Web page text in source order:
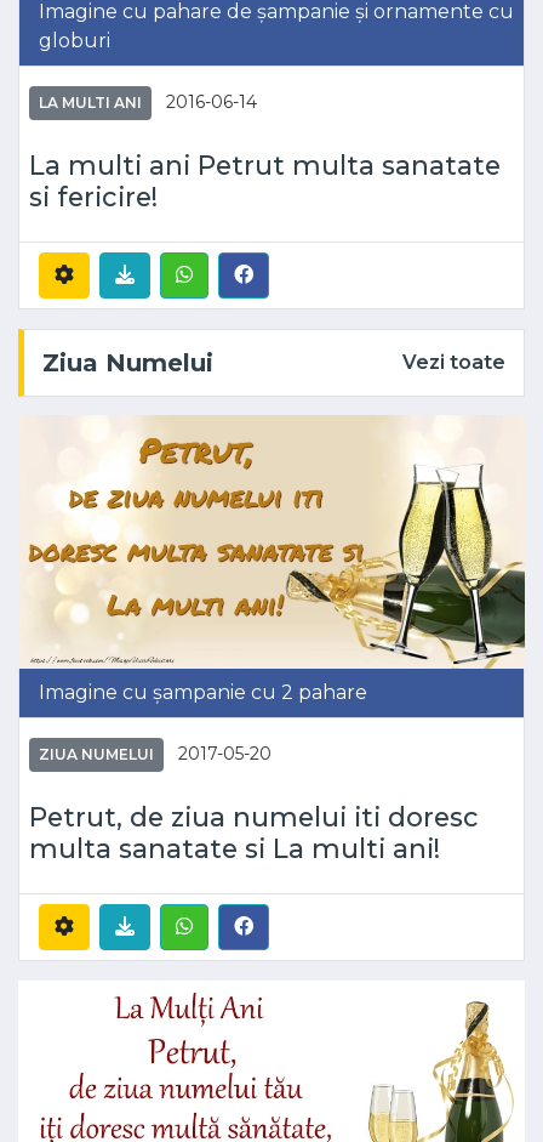
Imagine cu pahare de șampanie și ornamente cu
globuri
LA MULTI ANI 2016-06-14
La multi ani Petrut multa sanatate
si fericire!
Ziua Numelui Vezi toate
Imagine cu șampanie cu 2 pahare
ZIUA NUMELUI 2017-05-20
Petrut, de ziua numelui iti doresc
multa sanatate si La multi ani!